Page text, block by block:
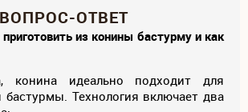
ВОПРОС-ОТВЕТ
из конины бастурму и как
идеально подходит для
бастурмы. Технология включает два